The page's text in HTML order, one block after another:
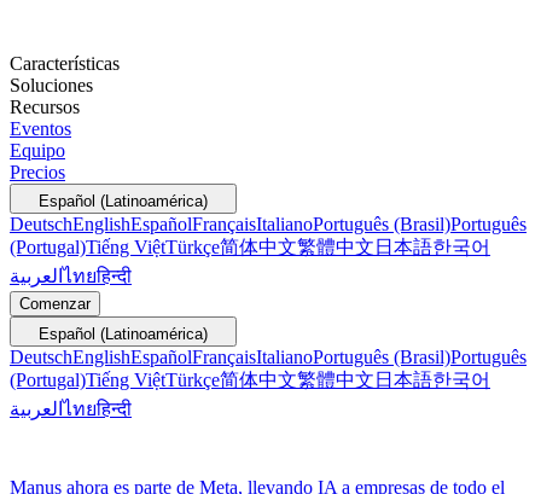
Características
Soluciones
Recursos
Eventos
Equipo
Precios
Español (Latinoamérica)
DeutschEnglishEspañolFrançaisItalianoPortuguês (Brasil)Português
(Portugal)Tiếng ViệtTürkçe简体中文繁體中文 日本語한국어
العربيةไทยहिन्दी
Comenzar
Español (Latinoamérica)
DeutschEnglishEspañolFrançaisItalianoPortuguês (Brasil)Português
(Portugal)Tiếng ViệtTürkçe简体中文繁體中文 日本語한국어
العربيةไทยहिन्दी
Manus ahora es parte de Meta, llevando IA a empresas de todo el